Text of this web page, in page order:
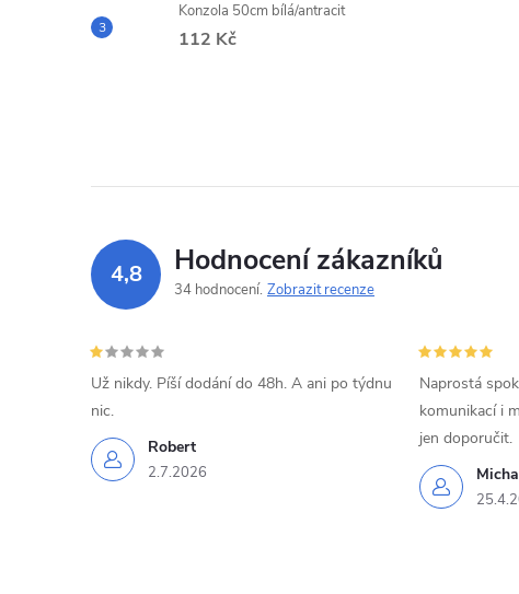
Konzola 50cm bílá/antracit
112 Kč
4,8 Hodnocení zákazníků
34 hodnocení Zobrazit recenze
Robert
2.7.2026
Už nikdy. Píší dodání do 48h. A ani po týdnu
nic.
Naprostá
komunikací i
jen doporučit.